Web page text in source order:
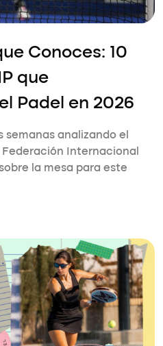
Conoces: 10
que
Padel en 2026
semanas analizando el
Internacional
la mesa para este